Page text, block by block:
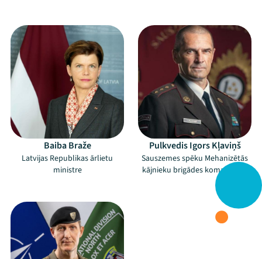
Mana programma
Programma
Arhīvs
Baiba Braže
Latvijas Republikas ārlietu
ministre
Pulkvedis Igors Kļaviņš
Sauszemes spēku Mehanizētās
kājnieku brigādes komandieris